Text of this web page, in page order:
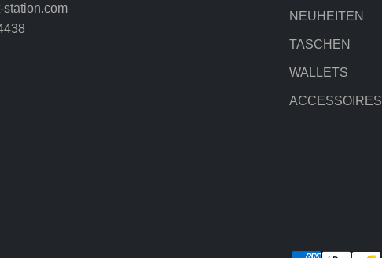
NEUHEITEN
TASCHEN
WALLETS
ACCESSOIRES